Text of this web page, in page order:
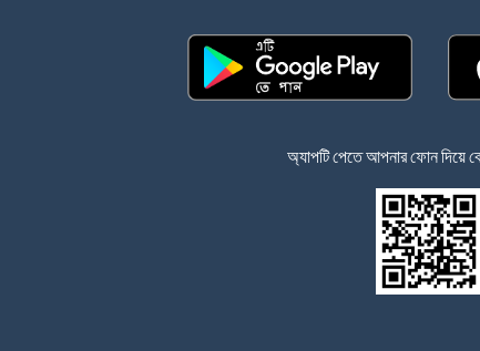
অ্যাপটি পেতে আপনার ফোন দিয়ে